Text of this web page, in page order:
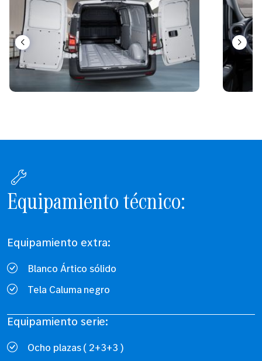
Equipamiento técnico:
Equipamiento serie:
Ocho plazas ( 2+3+3 )
Equipamiento extra:
Blanco Ártico sólido
Tela Caluma negro